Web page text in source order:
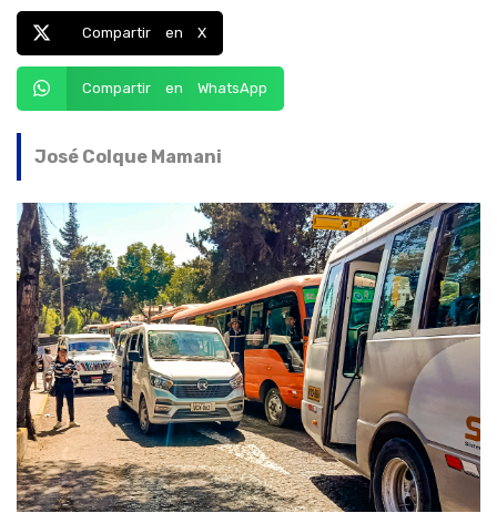
Compartir en X
Compartir en WhatsApp
José Colque Mamani